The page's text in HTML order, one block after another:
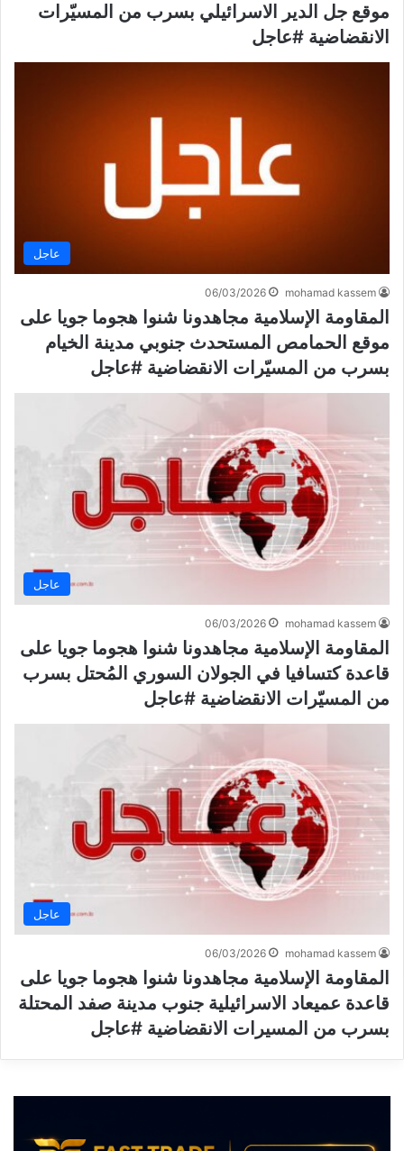
موقع جل الدير الاسرائيلي بسرب من المسيّرات
الانقضاضية #عاجل
عاجل
mohamad kassem
06/03/2026
المقاومة الإسلامية مجاهدونا شنوا هجوما جويا على
موقع الحمامص المستحدث جنوبي مدينة الخيام
بسرب من المسيّرات الانقضاضية #عاجل
عاجل
mohamad kassem
06/03/2026
المقاومة الإسلامية مجاهدونا شنوا هجوما جويا على
قاعدة كتسافيا في الجولان السوري المُحتل بسرب
من المسيّرات الانقضاضية #عاجل
عاجل
mohamad kassem
06/03/2026
المقاومة الإسلامية مجاهدونا شنوا هجوما جويا على
قاعدة عميعاد الاسرائيلية جنوب مدينة صفد المحتلة
بسرب من المسيرات الانقضاضية #عاجل